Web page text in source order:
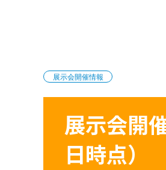
展示会開催情報
展示会開
日時点）